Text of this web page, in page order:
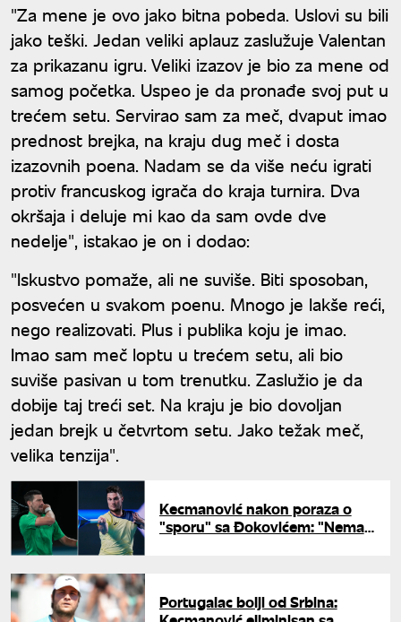
"Za mene je ovo jako bitna pobeda. Uslovi su bili
jako teški. Jedan veliki aplauz zaslužuje Valentan
za prikazanu igru. Veliki izazov je bio za mene od
samog početka. Uspeo je da pronađe svoj put u
trećem setu. Servirao sam za meč, dvaput imao
prednost brejka, na kraju dug meč i dosta
izazovnih poena. Nadam se da više neću igrati
protiv francuskog igrača do kraja turnira. Dva
okršaja i deluje mi kao da sam ovde dve
nedelje", istakao je on i dodao:
"Iskustvo pomaže, ali ne suviše. Biti sposoban,
posvećen u svakom poenu. Mnogo je lakše reći,
nego realizovati. Plus i publika koju je imao.
Imao sam meč loptu u trećem setu, ali bio
suviše pasivan u tom trenutku. Zaslužio je da
dobije taj treći set. Na kraju je bio dovoljan
jedan brejk u četvrtom setu. Jako težak meč,
velika tenzija".
Kecmanović nakon poraza o
"sporu" sa Đokovićem: "Nema
Portugalac bolji od Srbina: